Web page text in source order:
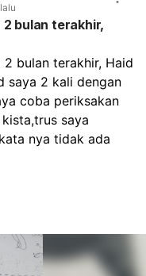
bulan terakhir,
bulan terakhir, Haid
saya 2 kali dengan
coba periksakan
saya
nya tidak ada